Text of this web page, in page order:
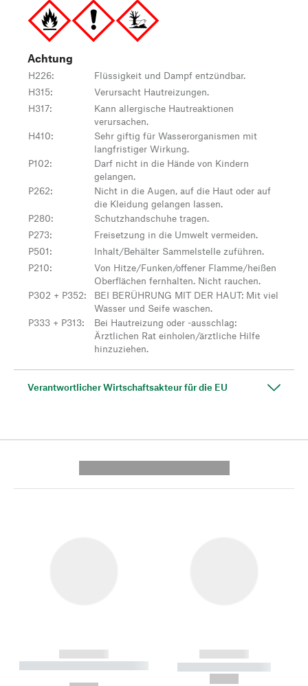
Achtung
H226:
Flüssigkeit und Dampf entzündbar.
H315:
Verursacht Hautreizungen.
H317:
Kann allergische Hautreaktionen
verursachen.
H410:
Sehr giftig für Wasserorganismen mit
langfristiger Wirkung.
P102:
Darf nicht in die Hände von Kindern
gelangen.
P262:
Nicht in die Augen, auf die Haut oder auf
die Kleidung gelangen lassen.
P280:
Schutzhandschuhe tragen.
P273:
Freisetzung in die Umwelt vermeiden.
P501:
Inhalt/Behälter Sammelstelle zuführen.
P210:
Von Hitze/Funken/offener Flamme/heißen
Oberflächen fernhalten. Nicht rauchen.
P302 + P352:
BEI BERÜHRUNG MIT DER HAUT: Mit viel
Wasser und Seife waschen.
P333 + P313:
Bei Hautreizung oder -ausschlag:
Ärztlichen Rat einholen/ärztliche Hilfe
hinzuziehen.
Verantwortlicher Wirtschaftsakteur für die EU
------------
----------- ----------- --------
------------
----------- -----------